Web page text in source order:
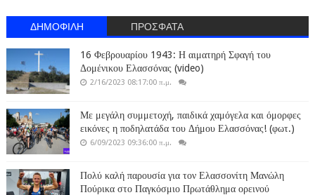
ΔΗΜΟΦΙΛΗ ΠΡΟΣΦΑΤΑ
16 Φεβρουαρίου 1943: Η αιματηρή Σφαγή του
Δομένικου Ελασσόνας (video)
2/16/2023 08:17:00 π.μ.
Με μεγάλη συμμετοχή, παιδικά χαμόγελα και όμορφες
εικόνες η ποδηλατάδα του Δήμου Ελασσόνας! (φωτ.)
6/09/2023 09:36:00 π.μ.
Πολύ καλή παρουσία για τον Ελασσονίτη Μανώλη
Πούρικα στο Παγκόσμιο Πρωτάθλημα ορεινού